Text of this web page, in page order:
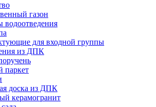
газон
водоотведения
для входной группы
из ДПК
паркет
доска из ДПК
керамогранит